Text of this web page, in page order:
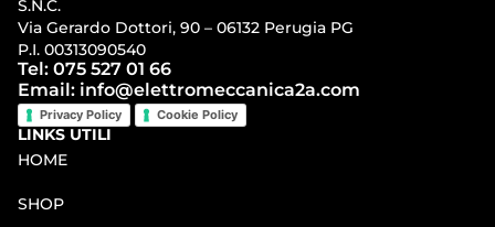
S.N.C.
Via Gerardo Dottori, 90 – 06132 Perugia PG
P.I. 00313090540
Tel: 075 527 01 66
Email: info@elettromeccanica2a.com
Privacy Policy Cookie Policy
LINKS UTILI
HOME
SHOP